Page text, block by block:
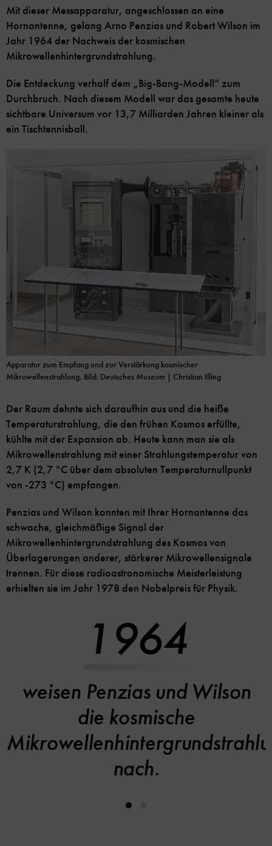
Apparatur zum Empfang und zur Verstärkung kosmischer
Mikrowellenstrahlung. Bild: Deutsches Museum | Christian Illing
Mit dieser Messapparatur, angeschlossen an eine
Hornantenne, gelang Arno Penzias und Robert Wilson im
Jahr 1964 der Nachweis der kosmischen
Mikrowellenhintergrundstrahlung.
Die Entdeckung verhalf dem „Big-Bang-Modell“ zum
Durchbruch. Nach diesem Modell war das gesamte heute
sichtbare Universum vor 13,7 Milliarden Jahren kleiner als
ein Tischtennisball.
Der Raum dehnte sich daraufhin aus und die heiße
Temperaturstrahlung, die den frühen Kosmos erfüllte,
kühlte mit der Expansion ab. Heute kann man sie als
Mikrowellenstrahlung mit einer Strahlungstemperatur von
2,7 K (2,7 °C über dem absoluten Temperaturnullpunkt
von -273 °C) empfangen.
Penzias und Wilson konnten mit Ihrer Hornantenne das
schwache, gleichmäßige Signal der
Mikrowellenhintergrundstrahlung des Kosmos von
Überlagerungen anderer, stärkerer Mikrowellensignale
trennen. Für diese radioastronomische Meisterleistung
erhielten sie im Jahr 1978 den Nobelpreis für Physik.
1964
weisen Penzias und Wilson
die kosmische
nach.